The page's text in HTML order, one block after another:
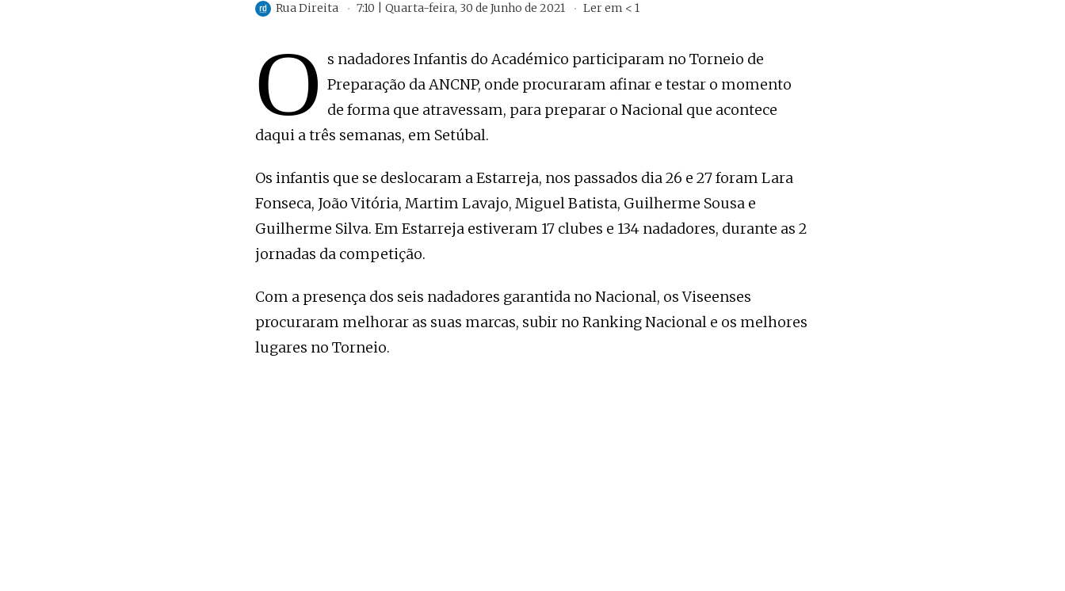
Rua Direita 7:10 | Quarta-feira, 30 de Junho de 2021 Ler em < 1
O s nadadores Infantis do Académico participaram no Torneio de
Preparação da ANCNP, onde procuraram afinar e testar o momento
de forma que atravessam, para preparar o Nacional que acontece
daqui a três semanas, em Setúbal.
Os infantis que se deslocaram a Estarreja, nos passados dia 26 e 27 foram Lara
Fonseca, João Vitória, Martim Lavajo, Miguel Batista, Guilherme Sousa e
Guilherme Silva. Em Estarreja estiveram 17 clubes e 134 nadadores, durante as 2
jornadas da competição.
Com a presença dos seis nadadores garantida no Nacional, os Viseenses
procuraram melhorar as suas marcas, subir no Ranking Nacional e os melhores
lugares no Torneio.